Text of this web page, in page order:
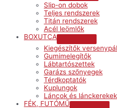
Toggle
Slip-on dobok
Teljes rendszerek
Titán rendszerek
Acél leömlők
BOXUTCA
Toggle
Kiegészítők
Gumimelegítők
Lábtartószettek
Garázs szőnyegek
Térdkoptatók
Kuplungok
Láncok és lánckerekek
FÉK, FUTÓMŰ